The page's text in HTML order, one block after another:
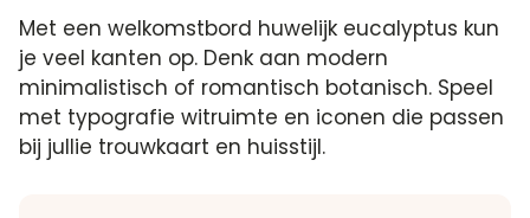
Met een welkomstbord huwelijk eucalyptus kun
je veel kanten op. Denk aan modern
minimalistisch of romantisch botanisch. Speel
met typografie witruimte en iconen die passen
bij jullie trouwkaart en huisstijl.